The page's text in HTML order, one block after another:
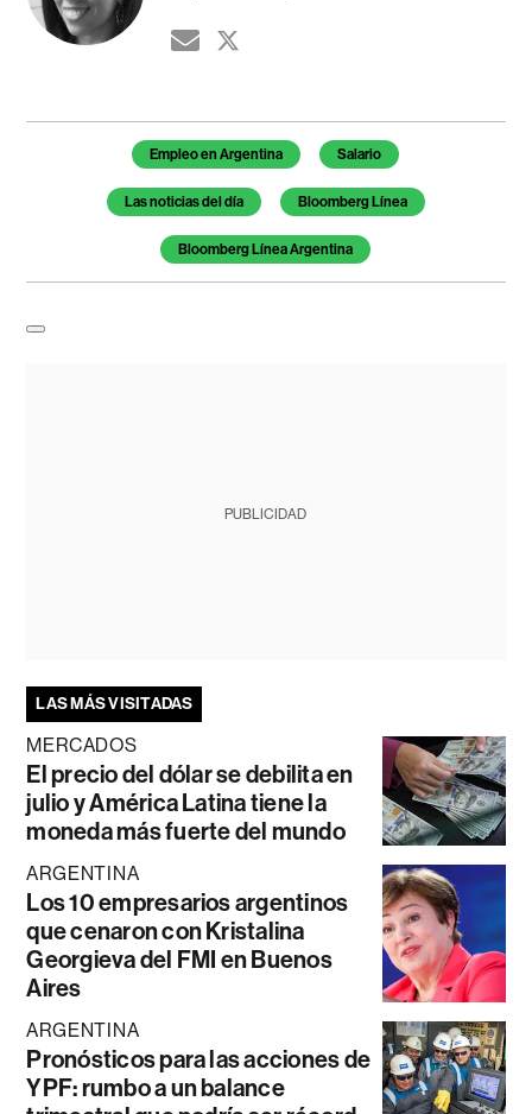
Temas de este artículo
Empleo en Argentina Salario
Las noticias del día Bloomberg Línea
Bloomberg Línea Argentina
PUBLICIDAD
LAS MÁS VISITADAS
MERCADOS
El precio del dólar se debilita en
julio y América Latina tiene la
moneda más fuerte del mundo
ARGENTINA
Los 10 empresarios argentinos
que cenaron con Kristalina
Georgieva del FMI en Buenos
Aires
ARGENTINA
Pronósticos para las acciones de
YPF: rumbo a un balance